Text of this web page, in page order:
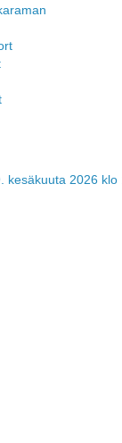
kesäkuuta 2026 klo